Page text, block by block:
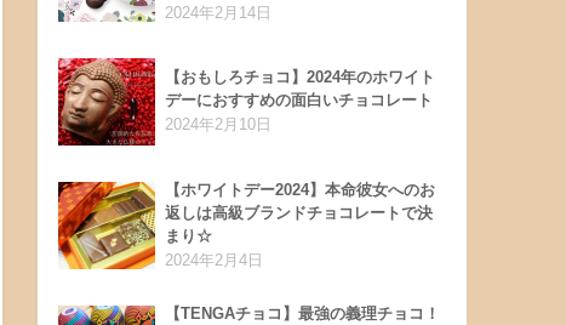
2024年2月14日
【おもしろチョコ】2024年のホワイト
デーにおすすめの面白いチョコレート
2024年2月10日
【ホワイトデー2024】本命彼女へのお
返しは高級ブランドチョコレートで決
まり☆
2024年2月4日
【TENGAチョコ】最強の義理チョコ！